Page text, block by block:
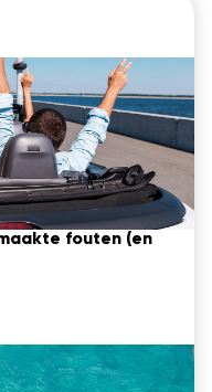
fouten (en